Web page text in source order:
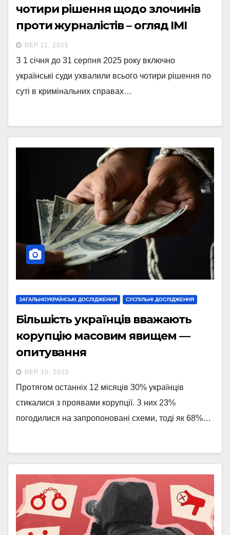
чотири рішення щодо злочинів
проти журналістів – огляд ІМІ
ВЕР 11, 2025
З 1 січня до 31 серпня 2025 року включно
українські суди ухвалили всього чотири рішення по
суті в кримінальних справах…
ЗАГАЛЬНОУКРАЇНСЬКІ ДОСЛІДЖЕННЯ СУСПІЛЬНІ ДОСЛІДЖЕННЯ
Більшість українців вважають
корупцію масовим явищем —
опитування
ВЕР 10, 2025
Протягом останніх 12 місяців 30% українців
стикалися з проявами корупції. З них 23%
погодилися на запропоновані схеми, тоді як 68%…